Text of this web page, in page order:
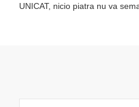
UNICAT, nicio piatra nu va